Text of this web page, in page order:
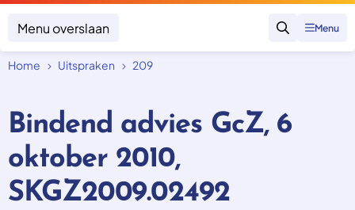
Menu overslaan
Zoeken
Menu
Onderwerpen
Zorgverzekering afsluiten
Vergoeding van zorg
Zorg in het buitenland
Focus en impact
Uitspraken
Home Uitspraken 209
Bindend advies GcZ, 6
oktober 2010,
SKGZ2009.02492